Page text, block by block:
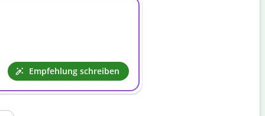
Empfehlung schreiben